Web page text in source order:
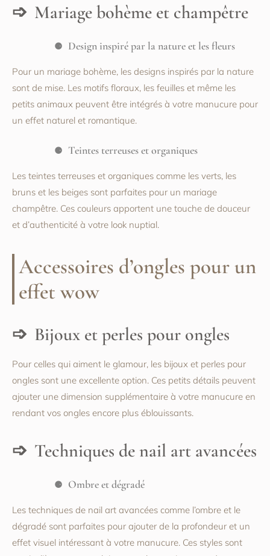
Mariage bohème et champêtre
Design inspiré par la nature et les fleurs
Pour un mariage bohème, les designs inspirés par la nature
sont de mise. Les motifs floraux, les feuilles et même les
petits animaux peuvent être intégrés à votre manucure pour
un effet naturel et romantique.
Teintes terreuses et organiques
Les teintes terreuses et organiques comme les verts, les
bruns et les beiges sont parfaites pour un mariage
champêtre. Ces couleurs apportent une touche de douceur
et d’authenticité à votre look nuptial.
Accessoires d’ongles pour un
effet wow
Bijoux et perles pour ongles
Pour celles qui aiment le glamour, les bijoux et perles pour
ongles sont une excellente option. Ces petits détails peuvent
ajouter une dimension supplémentaire à votre manucure en
rendant vos ongles encore plus éblouissants.
Techniques de nail art avancées
Ombre et dégradé
Les techniques de nail art avancées comme l’ombre et le
dégradé sont parfaites pour ajouter de la profondeur et un
effet visuel intéressant à votre manucure. Ces styles sont